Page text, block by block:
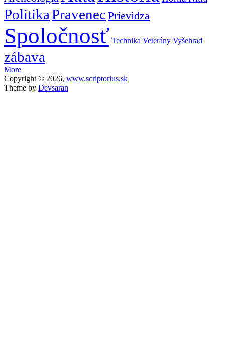
PolitikaPravenec Prievidza
Spoločnosť Technika Veterány Vyšehrad
zábava
More
Copyright © 2026, www.scriptorius.sk
Theme by Devsaran